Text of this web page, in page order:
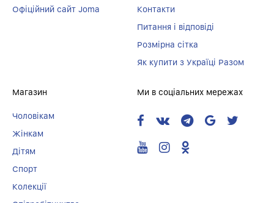
Офіційний сайт Joma
Контакти
Питання і відповіді
Розмірна сітка
Як купити з Україці Разом
Магазин
Чоловікам
Жінкам
Дітям
Спорт
Колекції
Ми в соціальних мережах